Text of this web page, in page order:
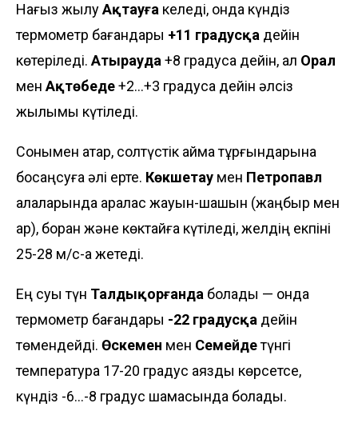
Нағыз жылуАқтауға келеді, онда күндіз
термометр бағандары +11 градусқа дейін
көтеріледі.Атырауда+8 градусқа дейін, ал Орал
менАқтөбеде+2...+3 градусқа дейін әлсіз
жылымық күтіледі.
Сонымен қатар, солтүстік аймақ тұрғындарына
босаңсуға әлі ерте. Көкшетау мен Петропавл
қалаларында аралас жауын-шашын (жаңбыр мен
қар), боран және көктайғақ күтіледі, желдің екпіні
25-28 м/с-қа жетеді.
Ең суық түн Талдықорғанда болады — онда
термометр бағандары -22 градусқа дейін
төмендейді. Өскемен мен Семейдетүнгі
температура 17-20 градус аязды көрсетсе,
күндіз -6...-8 градус шамасында болады.